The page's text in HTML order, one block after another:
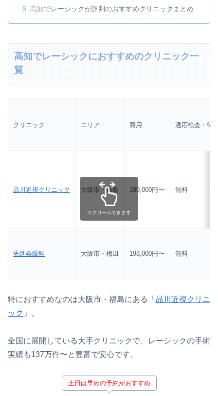
高知でレーシックが評判のおすすめクリニックまとめ
高知でレーシックにおすすめのクリニック一
覧
クリニック エリア 費用 適応検査・術
品川近視クリニック 大阪市・福島 190,000円〜 無料
先進会眼科 大阪市・梅田 198,000円〜 無料
スクロールできます
特におすすめなのは大阪市・福島にある「 品川近視クリニ
ック 」。
全国に展開している大手クリニックで、レーシックの手術
実績も137万件〜と豊富で安心です。
土日は早めの予約がおすすめ